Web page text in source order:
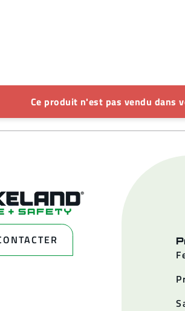
Ce produit n'est pas vendu dans